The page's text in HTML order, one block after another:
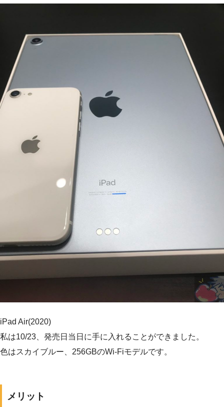
iPad Air(2020)
私は10/23、発売日当日に手に入れることができました。
色はスカイブルー、256GBのWi-Fiモデルです。
メリット